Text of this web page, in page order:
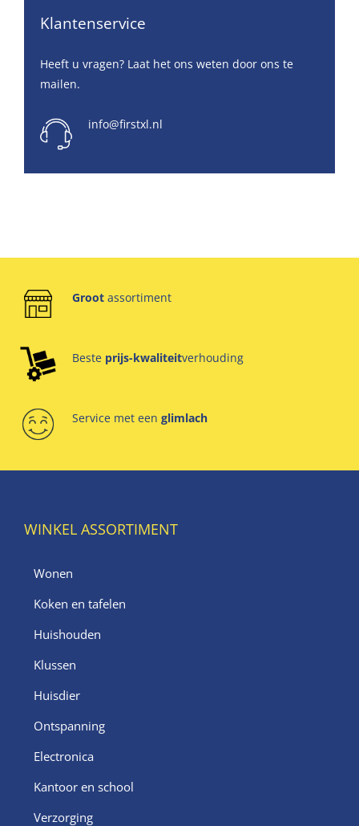
Klantenservice
Heeft u vragen? Laat het ons weten door ons te
mailen.
info@firstxl.nl
Groot assortiment
Beste prijs-kwaliteitverhouding
Service met een glimlach
WINKEL ASSORTIMENT
Wonen
Koken en tafelen
Huishouden
Klussen
Huisdier
Ontspanning
Electronica
Kantoor en school
Verzorging